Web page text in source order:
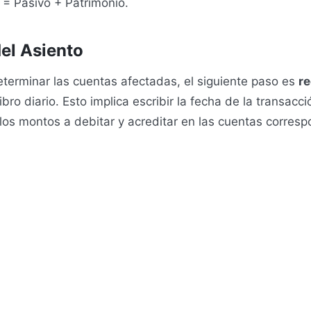
Pasivo + Patrimonio.
Asiento
las cuentas afectadas, el siguiente paso es
diario. Esto implica escribir la fecha de la
montos a debitar y acreditar en las cuentas